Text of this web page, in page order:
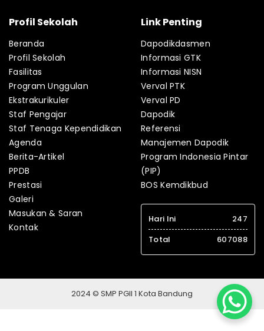
Profil Sekolah
Beranda
Profil Sekolah
Fasilitas
Program Unggulan
Ekstrakurikuler
Staf Pengajar
Staf Tenaga Kependidikan
Agenda
Berita-Artikel
PPDB
Prestasi
Galeri
Masukan & Saran
Kontak
Link Penting
Dapodikdasmen
Informasi GTK
Informasi NISN
Verval PTK
Verval PD
Dapodik
Referensi
Manajemen Dapodik
Program Indonesia Pintar
(PIP)
BOS Kemdikbud
Hari Ini
247
Total
607088
2024 © SMP PGII 1 Kota Bandung